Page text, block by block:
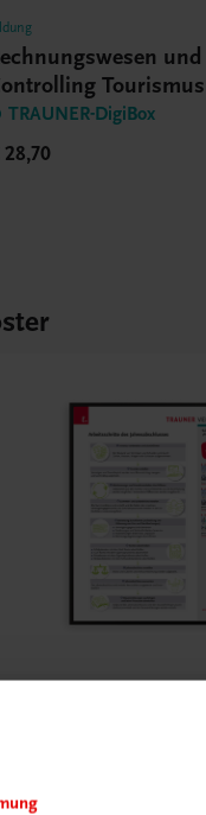
und
TRAUNER-DigiBox